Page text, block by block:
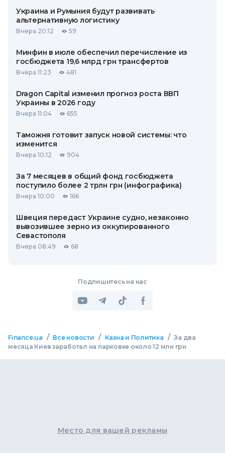
Украина и Румыния будут развивать
альтернативную логистику
Вчера 20:12 59
Минфин в июле обеспечил перечисление из
госбюджета 19,6 млрд грн трансфертов
Вчера 11:23 481
Dragon Capital изменил прогноз роста ВВП
Украины в 2026 году
Вчера 11:04 655
Таможня готовит запуск новой системы: что
изменится
Вчера 10:12 904
За 7 месяцев в общий фонд госбюджета
поступило более 2 трлн грн (инфографика)
Вчера 10:00 166
Швеция передаст Украине судно, незаконно
вывозившее зерно из оккупированного
Севастополя
Вчера 08:49 68
Подпишитесь на нас
Finance.ua / Все новости / Казна и Политика / За два
месяца Киев заработал на парковке около 12 млн грн
Место для вашей рекламы